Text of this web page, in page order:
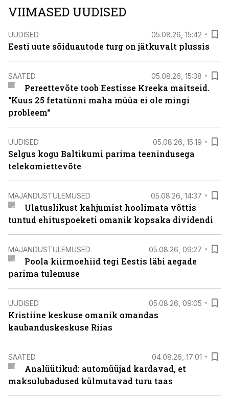
VIIMASED UUDISED
UUDISED 05.08.26, 15:42
Eesti uute sõiduautode turg on jätkuvalt plussis
SAATED 05.08.26, 15:38
Pereettevõte toob Eestisse Kreeka maitseid.
“Kuus 25 fetatünni maha müüa ei ole mingi
probleem“
UUDISED 05.08.26, 15:19
Selgus kogu Baltikumi parima teenindusega
telekomiettevõte
MAJANDUSTULEMUSED 05.08.26, 14:37
Ulatuslikust kahjumist hoolimata võttis
tuntud ehituspoeketi omanik kopsaka dividendi
MAJANDUSTULEMUSED 05.08.26, 09:27
Poola kiirmoehiid tegi Eestis läbi aegade
parima tulemuse
UUDISED 05.08.26, 09:05
Kristiine keskuse omanik omandas
kaubanduskeskuse Riias
SAATED 04.08.26, 17:01
Analüütikud: automüüjad kardavad, et
maksulubadused külmutavad turu taas